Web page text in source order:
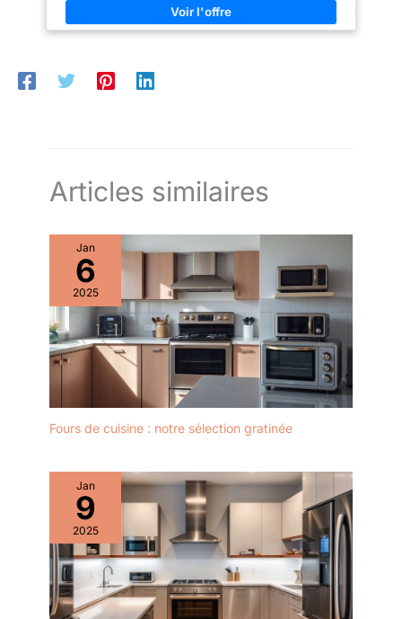
PROGRAMMES QUI S’ADAPTENT A TOUS LES BESOINS : Ce
lave-vaisselle propose 8 programmes, dont un programme
SIMPLIFIE : Ce lave-vaisselle blanc est doté d'un panneau de
commande digital et d'une connectivité Wi-Fi/Bluetooth qui
Articles similaires
Jan
6
2025
Fours de cuisine : notre sélection gratinée
Jan
9
2025